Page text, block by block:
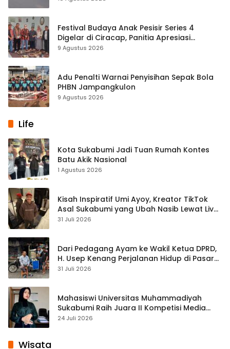
Festival Budaya Anak Pesisir Series 4
Digelar di Ciracap, Panitia Apresiasi
Dukungan Disbudpora Sukabumi
9 Agustus 2026
Adu Penalti Warnai Penyisihan Sepak Bola
PHBN Jampangkulon
9 Agustus 2026
Life
Kota Sukabumi Jadi Tuan Rumah Kontes
Batu Akik Nasional
1 Agustus 2026
Kisah Inspiratif Umi Ayoy, Kreator TikTok
Asal Sukabumi yang Ubah Nasib Lewat Live
Streaming
31 Juli 2026
Dari Pedagang Ayam ke Wakil Ketua DPRD,
H. Usep Kenang Perjalanan Hidup di Pasar
Cisaat
31 Juli 2026
Mahasiswi Universitas Muhammadiyah
Sukabumi Raih Juara II Kompetisi Media
Pembelajaran Digital Tingkat Internasional
24 Juli 2026
Wisata